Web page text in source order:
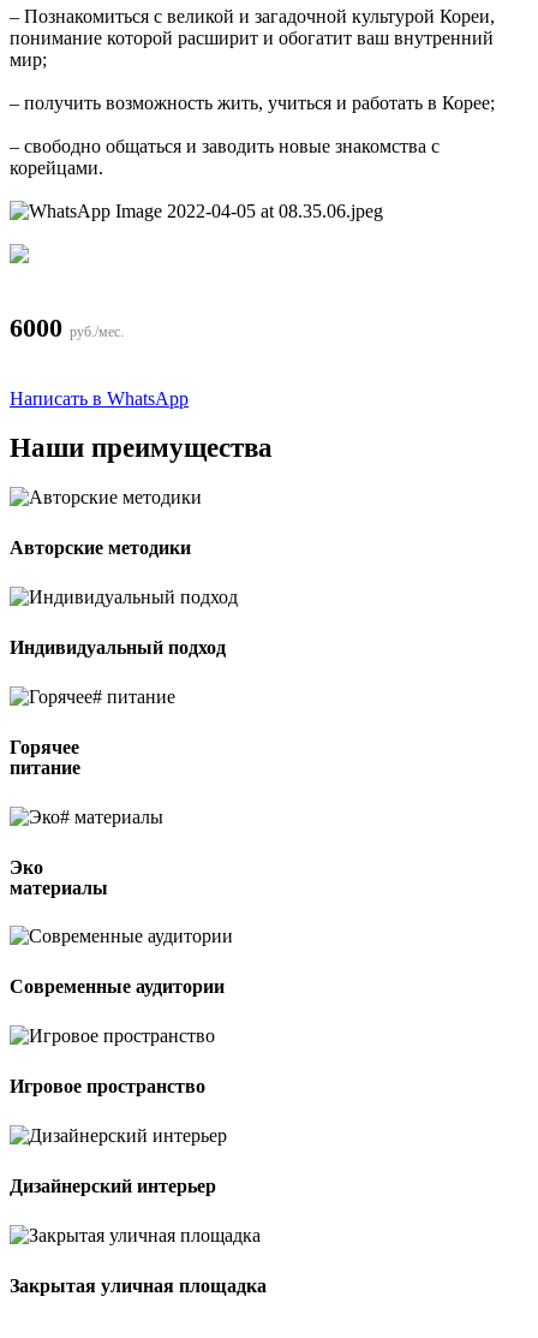
– Познакомиться с великой и загадочной культурой Кореи,
понимание которой расширит и обогатит ваш внутренний
мир;
– получить возможность жить, учиться и работать в Корее;
– свободно общаться и заводить новые знакомства с
корейцами.
6000 руб./мес.
Написать в WhatsApp
Наши преимущества
Авторские методики
Индивидуальный подход
Горячее
питание
Эко
материалы
Современные аудитории
Игровое пространство
Дизайнерский интерьер
Закрытая уличная площадка